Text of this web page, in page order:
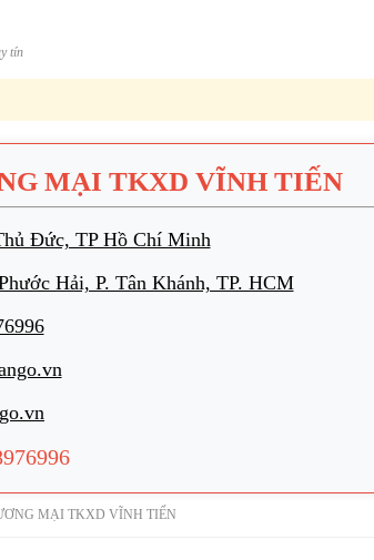
tín
MẠI TKXD VĨNH TIẾN
Đức, TP Hồ Chí Minh
Hải, P. Tân Khánh, TP. HCM
MẠI TKXD VĨNH TIẾN